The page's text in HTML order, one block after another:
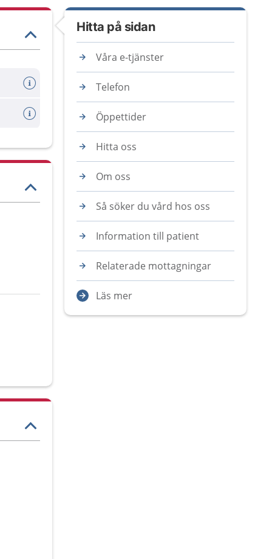
Hitta på sidan
Våra e-tjänster
Telefon
Öppettider
Hitta oss
Om oss
Så söker du vård hos oss
Information till patient
Relaterade mottagningar
Läs mer